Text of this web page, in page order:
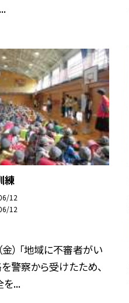
練
12
12
金） 「地域に不審者がい
警察から受けたため、
を...